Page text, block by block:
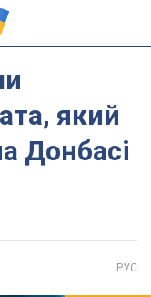
який
Донбасі
РУС